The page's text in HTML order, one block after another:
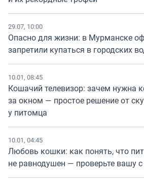
29.07, 10:00
Опасно для жизни: в Мурманске
запретили купаться в городских
10.01, 08:45
Кошачий телевизор: зачем нужна
за окном — простое решение от
у питомца
10.01, 04:45
Любовь кошки: как понять, что
не равнодушен — проверьте вашу